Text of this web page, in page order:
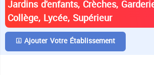
Jardins d'enfants, Crèches,
Collège, Lycée, Supérieur
Ajouter Votre Établissement